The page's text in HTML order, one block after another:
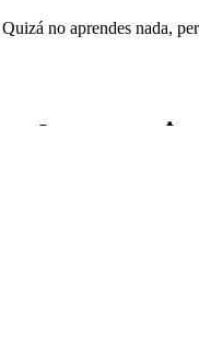
no aprendes nada,
episodio del